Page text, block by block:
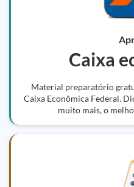
Caixa
Material preparatório
Caixa Econômica Federal.
muito mais, o